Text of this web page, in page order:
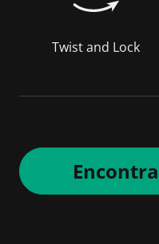
Twist and Lock